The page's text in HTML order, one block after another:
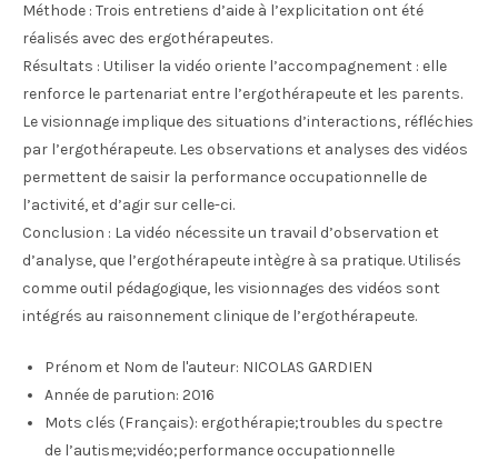
Méthode : Trois entretiens d’aide à l’explicitation ont été
réalisés avec des ergothérapeutes.
Résultats : Utiliser la vidéo oriente l’accompagnement : elle
renforce le partenariat entre l’ergothérapeute et les parents.
Le visionnage implique des situations d’interactions, réfléchies
par l’ergothérapeute. Les observations et analyses des vidéos
permettent de saisir la performance occupationnelle de
l’activité, et d’agir sur celle-ci.
Conclusion : La vidéo nécessite un travail d’observation et
d’analyse, que l’ergothérapeute intègre à sa pratique. Utilisés
comme outil pédagogique, les visionnages des vidéos sont
intégrés au raisonnement clinique de l’ergothérapeute.
Prénom et Nom de l'auteur: NICOLAS GARDIEN
Année de parution: 2016
Mots clés (Français): ergothérapie;troubles du spectre
de l’autisme;vidéo;performance occupationnelle